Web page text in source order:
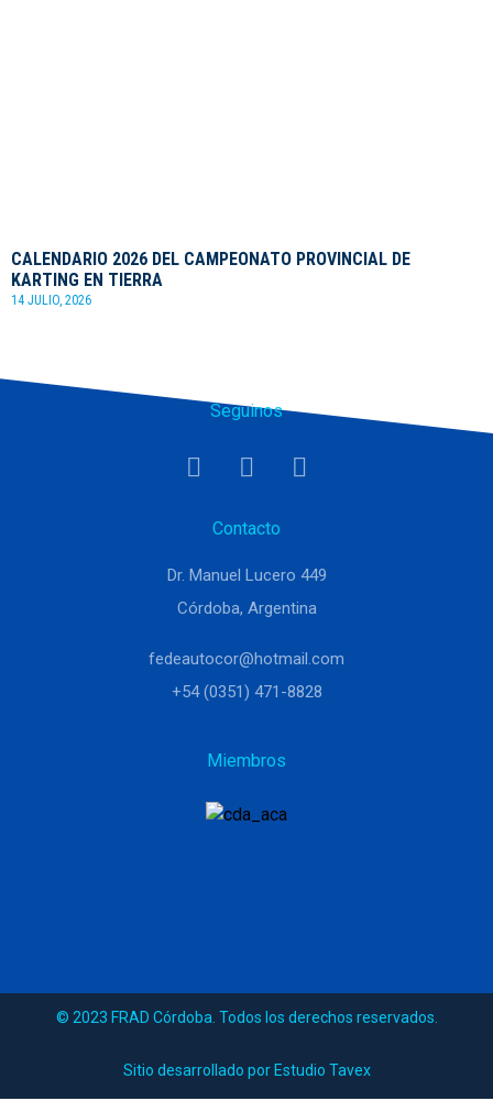
CALENDARIO 2026 DEL CAMPEONATO PROVINCIAL DE
KARTING EN TIERRA
14 JULIO, 2026
Seguinos
Contacto
Dr. Manuel Lucero 449
Córdoba, Argentina
fedeautocor@hotmail.com
+54 (0351) 471-8828
Miembros
© 2023 FRAD Córdoba. Todos los derechos reservados.
Sitio desarrollado por Estudio Tavex